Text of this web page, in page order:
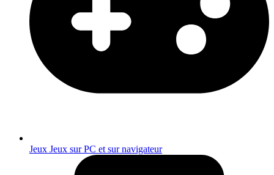
Jeux Jeux sur PC et sur navigateur